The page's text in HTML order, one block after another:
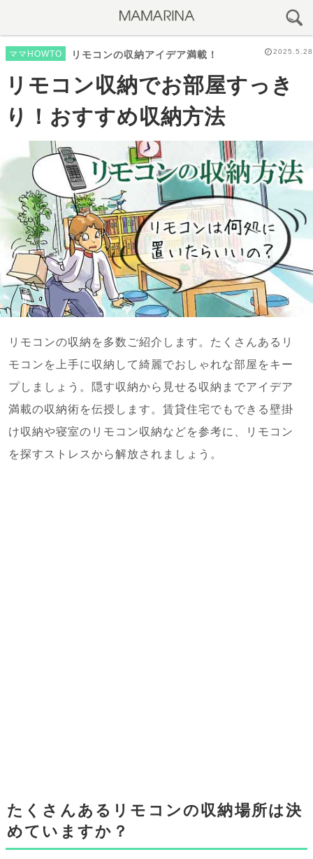
ママHOWTO リモコンの収納アイデア満載！ 2025.5.28
リモコン収納でお部屋すっき
り！おすすめ収納方法
リモコンの収納を多数ご紹介します。たくさんあるリ
モコンを上手に収納して綺麗でおしゃれな部屋をキー
プしましょう。隠す収納から見せる収納までアイデア
満載の収納術を伝授します。賃貸住宅でもできる壁掛
け収納や寝室のリモコン収納などを参考に、リモコン
を探すストレスから解放されましょう。
たくさんあるリモコンの収納場所は決
めていますか？